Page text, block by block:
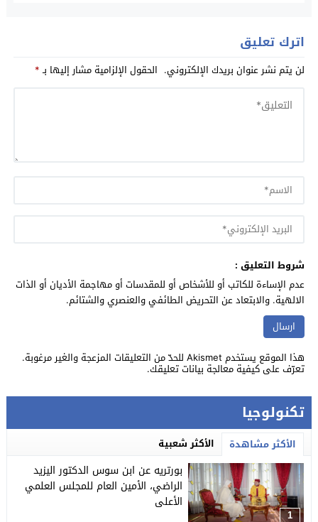
اترك تعليق
لن يتم نشر عنوان بريدك الإلكتروني. الحقول الإلزامية مشار إليها بـ*
شروط التعليق :
عدم الإساءة للكاتب أو للأشخاص أو للمقدسات أو مهاجمة الأديان أو الذات
الالهية. والابتعاد عن التحريض الطائفي والعنصري والشتائم.
هذا الموقع يستخدم Akismet للحدّ من التعليقات المزعجة والغير مرغوبة.
تعرّف على كيفية معالجة بيانات تعليقك.
تكنولوجيا
الأكثر مشاهدة الأكثر شعبية
1
بورتريه عن ابن سوس الدكتور اليزيد
الراضي، الأمين العام للمجلس العلمي
الأعلى